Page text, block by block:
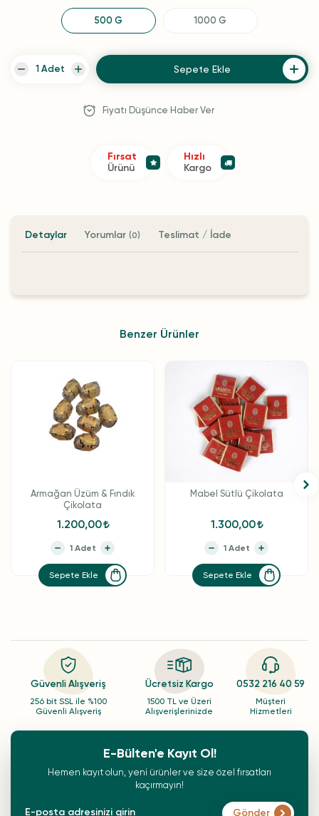
500 G 1000 G
Sepete Ekle
Fiyatı Düşünce Haber Ver
Fırsat
Ürünü
Hızlı
Kargo
Detaylar Yorumlar (0) Teslimat / İade
Benzer Ürünler
Armağan Üzüm & Fındık
Çikolata
1.200,00
Sepete Ekle
Mabel Sütlü Çikolata
1.300,00
Sepete Ekle
Güvenli Alışveriş
256 bit SSL ile %100
Güvenli Alışveriş
Ücretsiz Kargo
1500 TL ve Üzeri
Alışverişlerinizde
0532 216 40 59
Müşteri
Hizmetleri
E-Bülten'e Kayıt Ol!
Hemen kayıt olun, yeni ürünler ve size özel fırsatları
kaçırmayın!
Gönder